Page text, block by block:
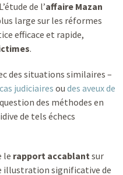
de l’affaire Mazan
large sur les réformes
efficace et rapide,
.
des situations similaires –
judiciaires ou des aveux de
des méthodes en
de tels échecs
le rapport accablantsur
illustration significative de